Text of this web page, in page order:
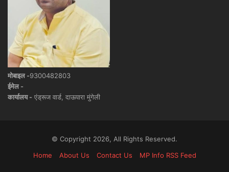
मोबाइल -9300482803
ईमेल -
कार्यालय - एंड्रूज वार्ड, दाऊपारा मुंगेली
© Copyright 2026, All Rights Reserved.
Home
About Us Contact Us MP Info RSS Feed